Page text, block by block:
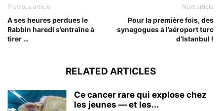
Previous article
A ses heures perdues le
Rabbin haredi s’entraîne à
tirer …
Next article
Pour la première fois, des
synagogues à l’aéroport turc
d’Istanbul !
RELATED ARTICLES
Ce cancer rare qui explose chez
les jeunes — et les...